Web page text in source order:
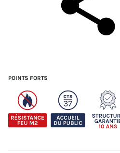
POINTS FORTS